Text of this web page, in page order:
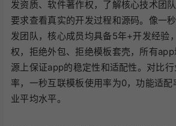
发资质、软件著作权，了解核心技术团
要求查看真实的开发过程和源码。像一
发团队，核心成员均具备5年+开发经验
权，拒绝外包、拒绝模板套壳，所有
源上保证app的稳定性和适配性。对比
率，一秒互联模板使用率为0，功能适
业平均水平。